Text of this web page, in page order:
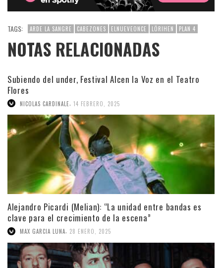
TAGS: ARDE LA SANGRE CABEZONES ELNUEVEONCE LÖRIHEN PLAN 4
NOTAS RELACIONADAS
Subiendo del under, Festival Alcen la Voz en el Teatro
Flores
NICOLAS CARDINALE 14 FEBRERO, 2025
Alejandro Picardi (Melian): “La unidad entre bandas es
clave para el crecimiento de la escena”
MAX GARCIA LUNA, 28 ENERO, 2025